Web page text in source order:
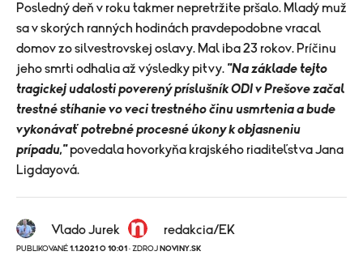
Posledný deň v roku takmer nepretržite pršalo. Mladý muž
sa v skorých ranných hodinách pravdepodobne vracal
domov zo silvestrovskej oslavy. Mal iba 23 rokov. Príčinu
jeho smrti odhalia až výsledky pitvy. "Na základe tejto
tragickej udalosti poverený príslušník ODI v Prešove začal
trestné stíhanie vo veci trestného činu usmrtenia a bude
vykonávať potrebné procesné úkony k objasneniu
prípadu,"povedala hovorkyňa krajského riaditeľstva Jana
Ligdayová.
Vlado Jurek redakcia/EK
PUBLIKOVANÉ 1.1.2021 O 10:01 · ZDROJ NOVINY.SK